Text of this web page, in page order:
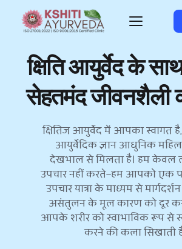
क्षिति आयुर्वेद के
सेहतमंद जीवनशैली
क्षितिज आयुर्वेद में आपका स्वागत है,
आयुर्वेदिक ज्ञान आधुनिक
देखभाल से मिलता है। हम केवल
उपचार नहीं करते—हम आपको एक
उपचार यात्रा के माध्यम से
असंतुलन के मूल कारण को दूर
आपके शरीर को स्वाभाविक रूप से
करने की कला सिखाती